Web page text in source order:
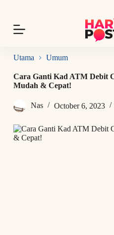
p
o
n
n
Utama Umum
Cara Ganti Kad ATM Debit
Mudah & Cepat!
Nas October 6, 2023